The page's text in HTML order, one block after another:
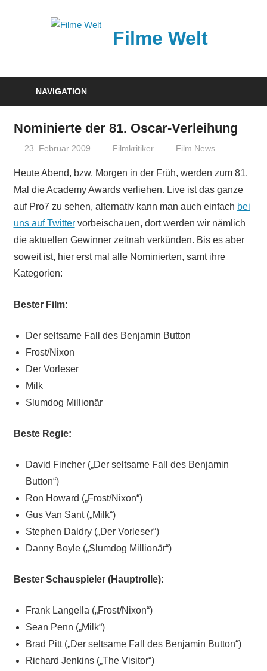
Filme Welt
aktuellen
Kinofilmen
NAVIGATION
Nominierte der 81. Oscar-Verleihung
23. Februar 2009 Filmkritiker Film News
Heute Abend, bzw. Morgen in der Früh, werden zum 81.
Mal die Academy Awards verliehen. Live ist das ganze
auf Pro7 zu sehen, alternativ kann man auch einfach bei
uns auf Twittervorbeischauen, dort werden wir nämlich
die aktuellen Gewinner zeitnah verkünden. Bis es aber
soweit ist, hier erst mal alle Nominierten, samt ihre
Kategorien:
Bester Film:
Der seltsame Fall des Benjamin Button
Frost/Nixon
Der Vorleser
Milk
Slumdog Millionär
Beste Regie:
David Fincher („Der seltsame Fall des Benjamin
Button“)
Ron Howard („Frost/Nixon“)
Gus Van Sant („Milk“)
Stephen Daldry („Der Vorleser“)
Danny Boyle („Slumdog Millionär“)
Bester Schauspieler (Hauptrolle):
Frank Langella („Frost/Nixon“)
Sean Penn („Milk“)
Brad Pitt („Der seltsame Fall des Benjamin Button“)
Richard Jenkins („The Visitor“)